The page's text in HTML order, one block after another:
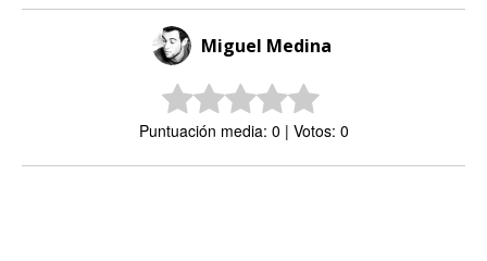
Miguel Medina
Puntuación media: 0 | Votos: 0